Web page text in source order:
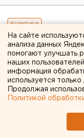
Культура
На сайте
анализа данных
помогают улучшать
наших
информация
используется только
Продолжая
Политикой